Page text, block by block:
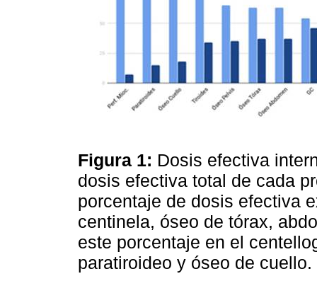
Figura 1: Dosis efectiva
dosis efectiva total de cada
porcentaje de dosis efectiva
centinela, óseo de tórax,
este porcentaje en el
paratiroideo y óseo de cuello.